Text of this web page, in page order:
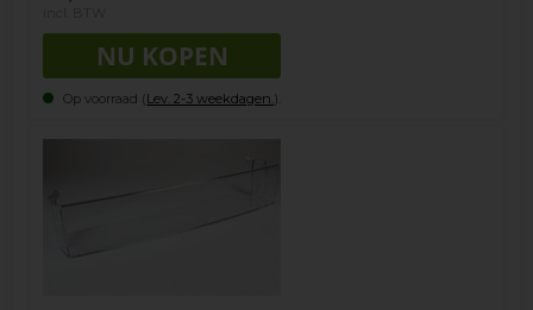
Op voorraad (Lev. 2-3 weekdagen. ).